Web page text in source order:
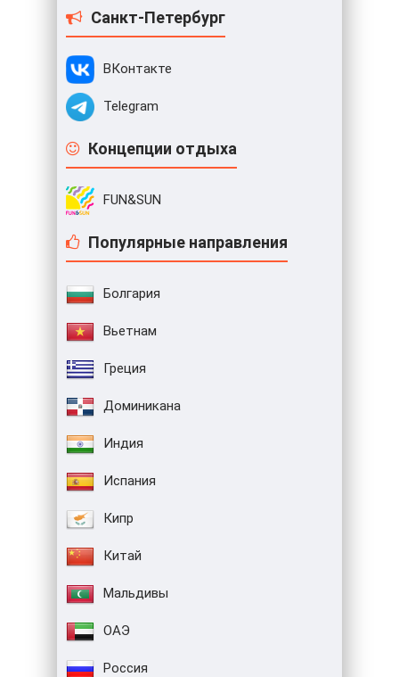
Санкт-Петербург
ВКонтакте
Telegram
Концепции отдыха
FUN&SUN
Популярные направления
Болгария
Вьетнам
Греция
Доминикана
Индия
Испания
Кипр
Китай
Мальдивы
ОАЭ
Россия